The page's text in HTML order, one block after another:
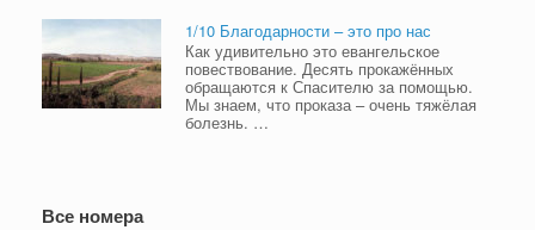
1/10 Благодарности – это про нас
Как удивительно это евангельское
повествование. Десять прокажённых
обращаются к Спасителю за помощью.
Мы знаем, что проказа – очень тяжёлая
болезнь. …
Все номера